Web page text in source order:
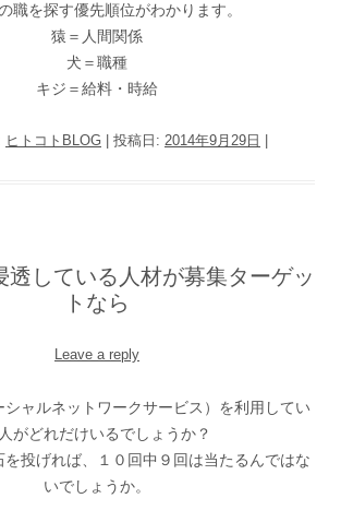
職を探す優先順位がわかります。
猿＝人間関係
犬＝職種
キジ＝給料・時給
ヒトコトBLOG | 投稿日: 2014年9月29日
透している人材が募集ターゲッ
トなら
Leave a reply
シャルネットワークサービス）を利用してい
がどれだけいるでしょうか？
投げれば、１０回中９回は当たるんではな
いでしょうか。